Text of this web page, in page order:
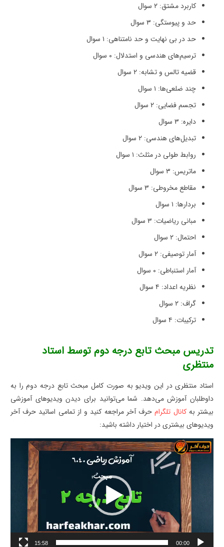
کاربرد مشتق: ۲ سوال
حد و پیوستگی: ۳ سوال
حد در بی نهایت و حد نامتناهی: ۱ سوال
ترسیم‌های هندسی و استدلال: ۰ سوال
قضیه تالس و تشابه: ۲ سوال
چند ضلعی‌ها: ۱ سوال
تجسم فضایی: ۲ سوال
دایره: ۳ سوال
تبدیل‌های هندسی: ۲ سوال
روابط طولی در مثلث: ۱ سوال
ماتریس: ۳ سوال
مقاطع مخروطی: ۳ سوال
بردارها: ۱ سوال
مبانی ریاضیات: ۳ سوال
احتمال: ۲ سوال
آمار توصیفی: ۲ سوال
آمار استنباطی: ۰ سوال
نظریه اعداد: ۴ سوال
گراف: ۲ سوال
ترکیبات: ۴ سوال
تدریس مبحث تابع درجه دوم توسط استاد
منتظری
استاد منتظری در این ویدیو به صورت کامل مبحث تابع درجه دوم را به
داوطلبان آموزش می‌دهد. شما می‌توانید برای دیدن ویدیوهای آموزشی
بیشتر بهکانال تلگرامحرف آخر مراجعه کنید و از تمامی اساتید حرف آخر
ویدیوهای بیشتری در اختیار داشته باشید:
نمایشگر
ویدیو
00:00
15:58